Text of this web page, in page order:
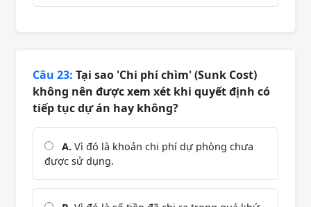
Câu 23: Tại sao 'Chi phí chìm' (Sunk Cost)
không nên được xem xét khi quyết định có
tiếp tục dự án hay không?
A. Vì đó là khoản chi phí dự phòng chưa
được sử dụng.